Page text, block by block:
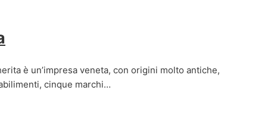
è un’impresa veneta, con origini molto antiche,
cinque marchi…